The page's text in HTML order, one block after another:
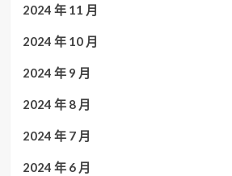
2024 年 11 月
2024 年 10 月
2024 年 9 月
2024 年 8 月
2024 年 7 月
2024 年 6 月